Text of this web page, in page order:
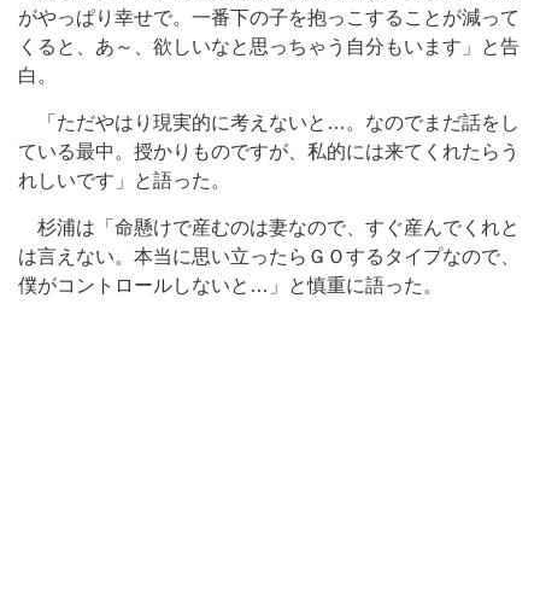
がやっぱり幸せで。一番下の子を抱っこすることが減って
くると、あ～、欲しいなと思っちゃう自分もいます」と告
白。
「ただやはり現実的に考えないと…。なのでまだ話をし
ている最中。授かりものですが、私的には来てくれたらう
れしいです」と語った。
杉浦は「命懸けで産むのは妻なので、すぐ産んでくれと
は言えない。本当に思い立ったらＧＯするタイプなので、
僕がコントロールしないと…」と慎重に語った。